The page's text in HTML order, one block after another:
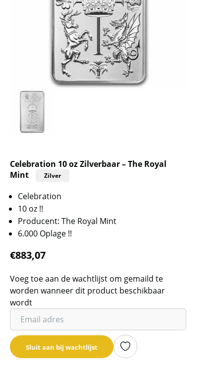
Celebration 10 oz Zilverbaar – The Royal
Mint
Zilver
Celebration
10 oz !!
Producent: The Royal Mint
6.000 Oplage !!
€883,07
Voeg toe aan de wachtlijst om gemaild te
worden wanneer dit product beschikbaar
wordt
Vul
je
email
adresSluit aan bij wachtlijst